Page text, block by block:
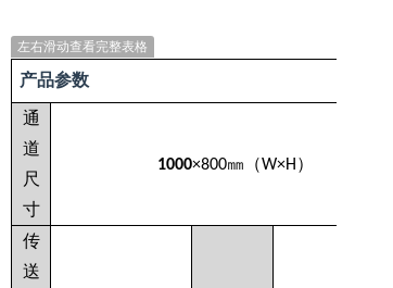
ꁕ 金属检测机系列
ꁕ 排爆设备系列
ꁕ 防疫测温系列
客户案例
新闻中心
左右滑动查看完整表格
产品参数
通
道
尺
寸
1000×800㎜（W×H）
传
送